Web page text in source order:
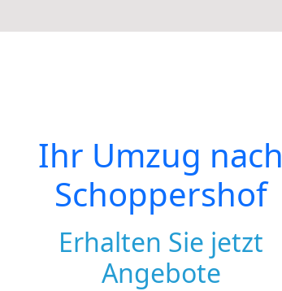
Ihr Umzug nach
Schoppershof
Erhalten Sie jetzt
Angebote